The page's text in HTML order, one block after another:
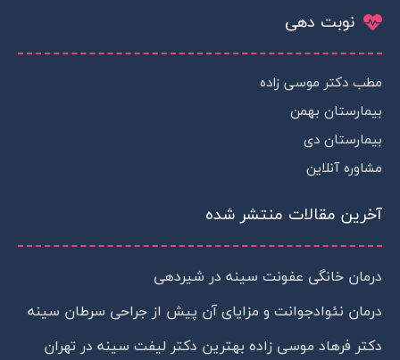
t
s
p
p
a
r
a
m
g
a
m
-
p
l
نوبت دهی
مطب دکتر موسی زاده
بیمارستان بهمن
بیمارستان دی
مشاوره آنلاین
آخرین مقالات منتشر شده
درمان خانگی عفونت سینه در شیردهی
درمان نئوادجوانت و مزایای آن پیش از جراحی سرطان سینه
دکتر فرهاد موسی زاده بهترین دکتر لیفت سینه در تهران